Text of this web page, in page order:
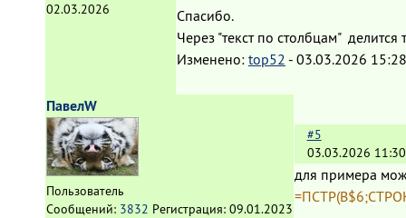
02.03.2026
Спасибо.
Через "текст по столбцам"
Изменено: top52 - 03.03.2026
ПавелW
Пользователь
Сообщений: 3832 Регистрация: 09.01.2023
#5
03.03.2026
для примера